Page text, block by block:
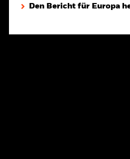
Den Bericht für Europa